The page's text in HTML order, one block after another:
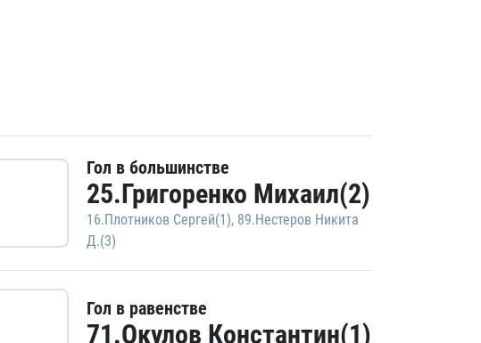
Гол в большинстве
25.Григоренко Михаил(2)
16.Плотников Сергей(1), 89.Нестеров Никита
Д.(3)
Гол в равенстве
71.Окулов Константин(1)